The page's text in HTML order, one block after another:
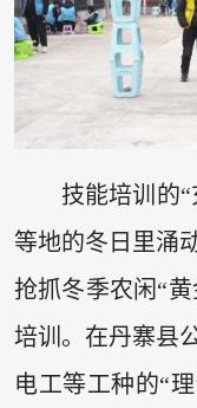
技能培训的
等地的冬日里涌
抢抓冬季农闲“
培训。在丹寨县
电工等工种的“